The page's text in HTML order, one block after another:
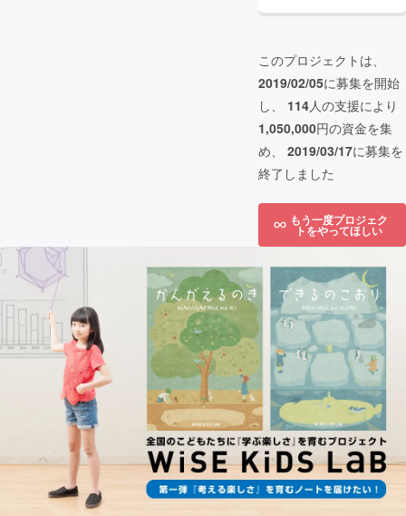
このプロジェクトは、
2019/02/05に募集を開始
し、 114人の支援により
1,050,000円の資金を集
め、 2019/03/17に募集を
終了しました
もう一度プロジェク
トをやってほしい